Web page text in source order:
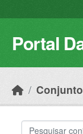
Portal